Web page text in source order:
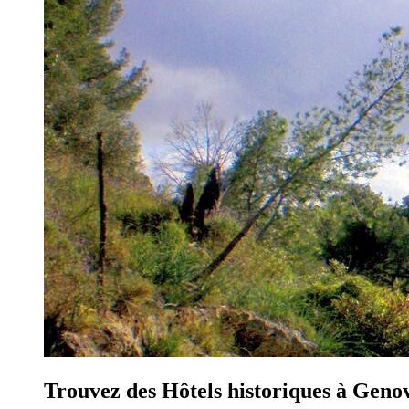
Trouvez des Hôtels historiques à